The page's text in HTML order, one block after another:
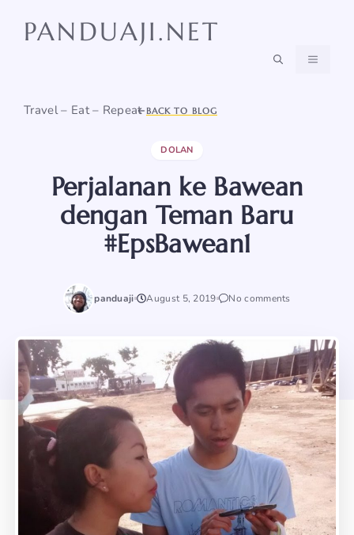
PANDUAJI.NET
Travel – Eat – Repeat
MENU
BACK TO BLOG
DOLAN
Perjalanan ke Bawean
dengan Teman Baru
#EpsBawean1
panduaji August 5, 2019 No comments